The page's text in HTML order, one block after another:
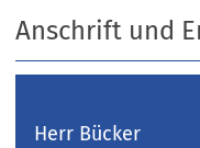
Anschrift und
Herr Bücker